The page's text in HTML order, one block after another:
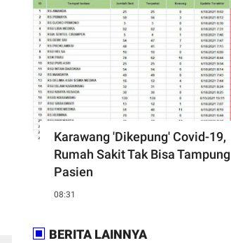
Karawang 'Dikepung' Covid-19,
Rumah Sakit Tak Bisa Tampung
Pasien
08:31
BERITA LAINNYA